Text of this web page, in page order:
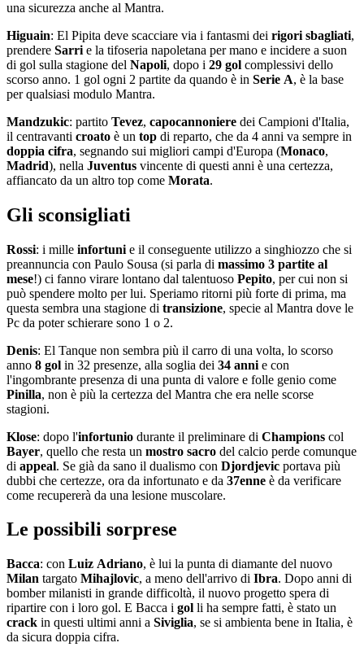
una sicurezza anche al Mantra.
Higuain: El Pipita deve scacciare via i fantasmi dei rigori sbagliati,
prendere Sarri e la tifoseria napoletana per mano e incidere a suon
di gol sulla stagione del Napoli, dopo i 29 gol complessivi dello
scorso anno. 1 gol ogni 2 partite da quando è in Serie A, è la base
per qualsiasi modulo Mantra.
Mandzukic: partito Tevez, capocannoniere dei Campioni d'Italia,
il centravanti croato è un top di reparto, che da 4 anni va sempre in
doppia cifra, segnando sui migliori campi d'Europa (Monaco,
Madrid), nella Juventus vincente di questi anni è una certezza,
affiancato da un altro top come Morata.
Gli sconsigliati
Rossi: i mille infortuni e il conseguente utilizzo a singhiozzo che si
preannuncia con Paulo Sousa (si parla di massimo 3 partite al
mese!) ci fanno virare lontano dal talentuoso Pepito, per cui non si
può spendere molto per lui. Speriamo ritorni più forte di prima, ma
questa sembra una stagione di transizione, specie al Mantra dove le
Pc da poter schierare sono 1 o 2.
Denis: El Tanque non sembra più il carro di una volta, lo scorso
anno 8 gol in 32 presenze, alla soglia dei 34 anni e con
l'ingombrante presenza di una punta di valore e folle genio come
Pinilla, non è più la certezza del Mantra che era nelle scorse
stagioni.
Klose: dopo l'infortunio durante il preliminare di Champions col
Bayer, quello che resta un mostro sacro del calcio perde comunque
di appeal. Se già da sano il dualismo con Djordjevic portava più
dubbi che certezze, ora da infortunato e da 37enne è da verificare
come recupererà da una lesione muscolare.
Le possibili sorprese
Bacca: con Luiz Adriano, è lui la punta di diamante del nuovo
Milan targato Mihajlovic, a meno dell'arrivo di Ibra. Dopo anni di
bomber milanisti in grande difficoltà, il nuovo progetto spera di
ripartire con i loro gol. E Bacca i gol li ha sempre fatti, è stato un
crack in questi ultimi anni a Siviglia, se si ambienta bene in Italia, è
da sicura doppia cifra.